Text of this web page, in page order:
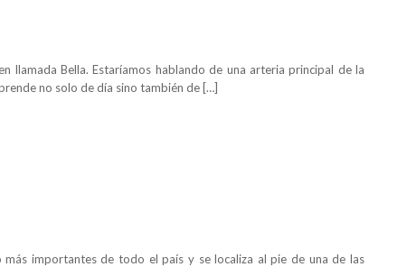
llamada Bella. Estaríamos hablando de una arteria principal de la
no solo de día sino también de […]
importantes de todo el país y se localiza al pie de una de las